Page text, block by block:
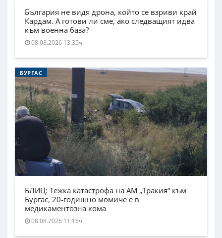
България не видя дрона, който се взриви край
Кардам. А готови ли сме, ако следващият идва
към военна база?
08.08.2026 13:35ч.
БУРГАС
БЛИЦ: Тежка катастрофа на АМ „Тракия“ към
Бургас, 20-годишно момиче е в
медикаментозна кома
08.08.2026 11:16ч.